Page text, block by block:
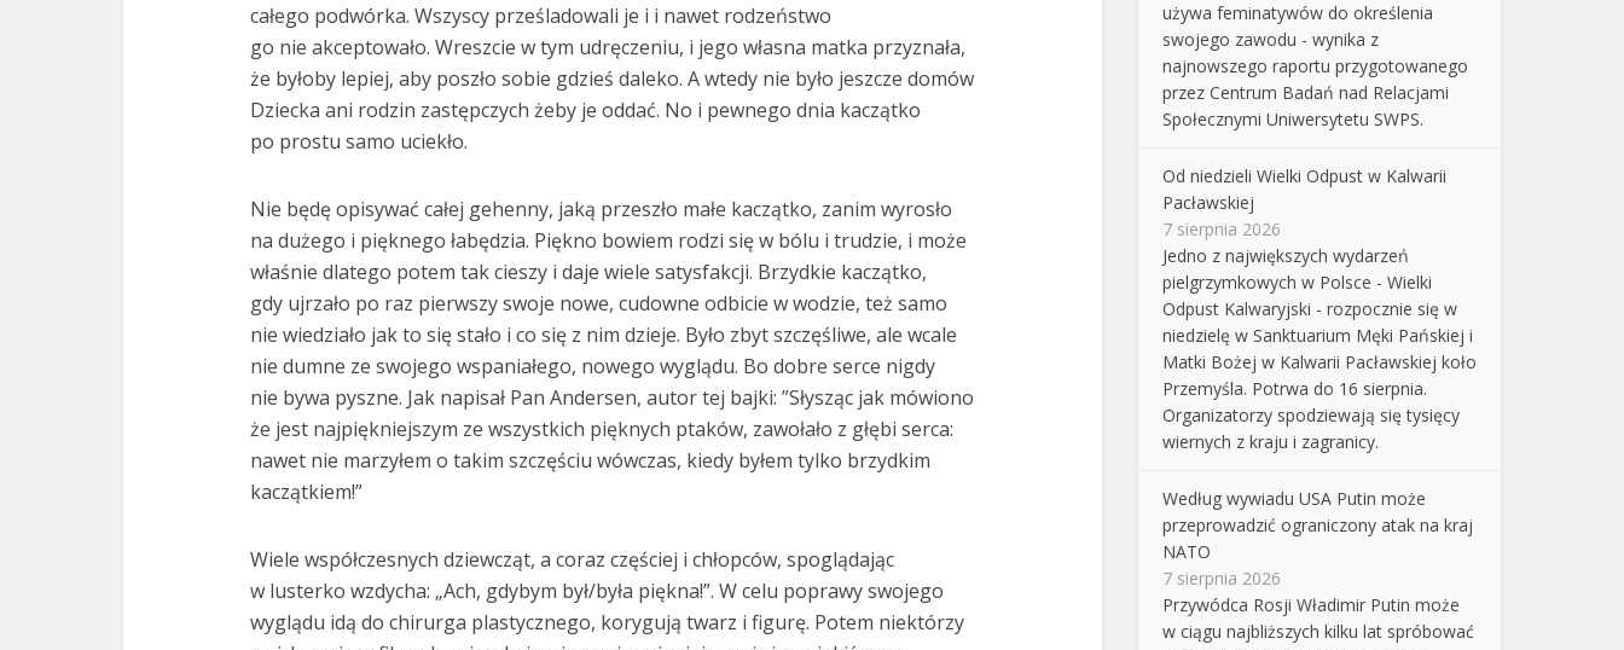
całego podwórka. Wszyscy prześladowali je i i nawet rodzeństwo
go nie akceptowało. Wreszcie w tym udręczeniu, i jego własna matka przyznała,
że byłoby lepiej, aby poszło sobie gdzieś daleko. A wtedy nie było jeszcze domów
Dziecka ani rodzin zastępczych żeby je oddać. No i pewnego dnia kaczątko
po prostu samo uciekło.
Nie będę opisywać całej gehenny, jaką przeszło małe kaczątko, zanim wyrosło
na dużego i pięknego łabędzia. Piękno bowiem rodzi się w bólu i trudzie, i może
właśnie dlatego potem tak cieszy i daje wiele satysfakcji. Brzydkie kaczątko,
gdy ujrzało po raz pierwszy swoje nowe, cudowne odbicie w wodzie, też samo
nie wiedziało jak to się stało i co się z nim dzieje. Było zbyt szczęśliwe, ale wcale
nie dumne ze swojego wspaniałego, nowego wyglądu. Bo dobre serce nigdy
nie bywa pyszne. Jak napisał Pan Andersen, autor tej bajki: ”Słysząc jak mówiono
że jest najpiękniejszym ze wszystkich pięknych ptaków, zawołało z głębi serca:
nawet nie marzyłem o takim szczęściu wówczas, kiedy byłem tylko brzydkim
kaczątkiem!”
Wiele współczesnych dziewcząt, a coraz częściej i chłopców, spoglądając
w lusterko wzdycha: „Ach, gdybym był/była piękna!”. W celu poprawy swojego
wyglądu idą do chirurga plastycznego, korygują twarz i figurę. Potem niektórzy
używa feminatywów do określenia
swojego zawodu - wynika z
najnowszego raportu przygotowanego
przez Centrum Badań nad Relacjami
Społecznymi Uniwersytetu SWPS.
Od niedzieli Wielki Odpust w Kalwarii
Pacławskiej
7 sierpnia 2026
Jedno z największych wydarzeń
pielgrzymkowych w Polsce - Wielki
Odpust Kalwaryjski - rozpocznie się w
niedzielę w Sanktuarium Męki Pańskiej i
Matki Bożej w Kalwarii Pacławskiej koło
Przemyśla. Potrwa do 16 sierpnia.
Organizatorzy spodziewają się tysięcy
wiernych z kraju i zagranicy.
Według wywiadu USA Putin może
przeprowadzić ograniczony atak na kraj
NATO
7 sierpnia 2026
Przywódca Rosji Władimir Putin może
w ciągu najbliższych kilku lat spróbować